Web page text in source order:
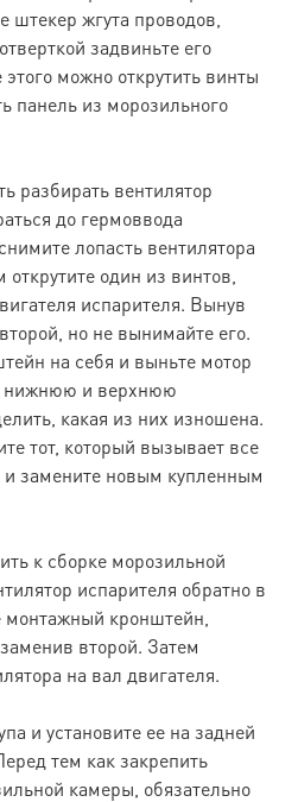
штекер жгута проводов,
задвиньте его
можно открутить винты
панель из морозильного
разбирать вентилятор
до гермоввода
лопасть вентилятора
один из винтов,
испарителя. Вынув
но не вынимайте его.
на себя и выньте мотор
нижнюю и верхнюю
какая из них изношена.
тот, который вызывает все
замените новым купленным
к сборке морозильной
испарителя обратно в
монтажный кронштейн,
второй. Затем
на вал двигателя.
и установите ее на задней
тем как закрепить
камеры, обязательно